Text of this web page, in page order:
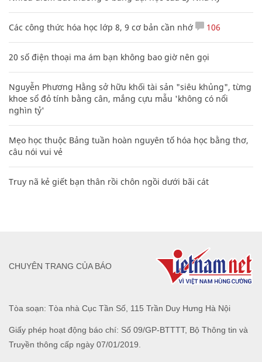
Các công thức hóa học lớp 8, 9 cơ bản cần nhớ 106
20 số điện thoại ma ám bạn không bao giờ nên gọi
Nguyễn Phương Hằng sở hữu khối tài sản "siêu khủng", từng
khoe sổ đỏ tính bằng cân, mắng cựu mẫu 'không có nổi
nghìn tỷ'
Mẹo học thuộc Bảng tuần hoàn nguyên tố hóa học bằng thơ,
câu nói vui vẻ
Truy nã kẻ giết bạn thân rồi chôn ngồi dưới bãi cát
Tòa soạn: Tòa nhà Cục Tần Số, 115 Trần Duy Hưng Hà Nội
Giấy phép hoạt động báo chí: Số 09/GP-BTTTT, Bộ Thông tin và
Truyền thông cấp ngày 07/01/2019.
CHUYÊN TRANG CỦA BÁO